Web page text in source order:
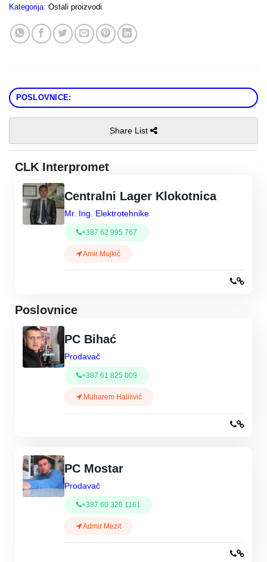
Kategorija: Ostali proizvodi
POSLOVNICE:
Share List
CLK Interpromet
Centralni Lager Klokotnica
Mr. Ing. Elektrotehnike
+387 62 995 767
Amir Mujkić
Poslovnice
PC Bihać
Prodavač
+387 61 825 009
Muharem Halilivić
PC Mostar
Prodavač
+387 60 320 1161
Admir Mezit